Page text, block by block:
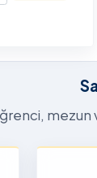
2027
mezun